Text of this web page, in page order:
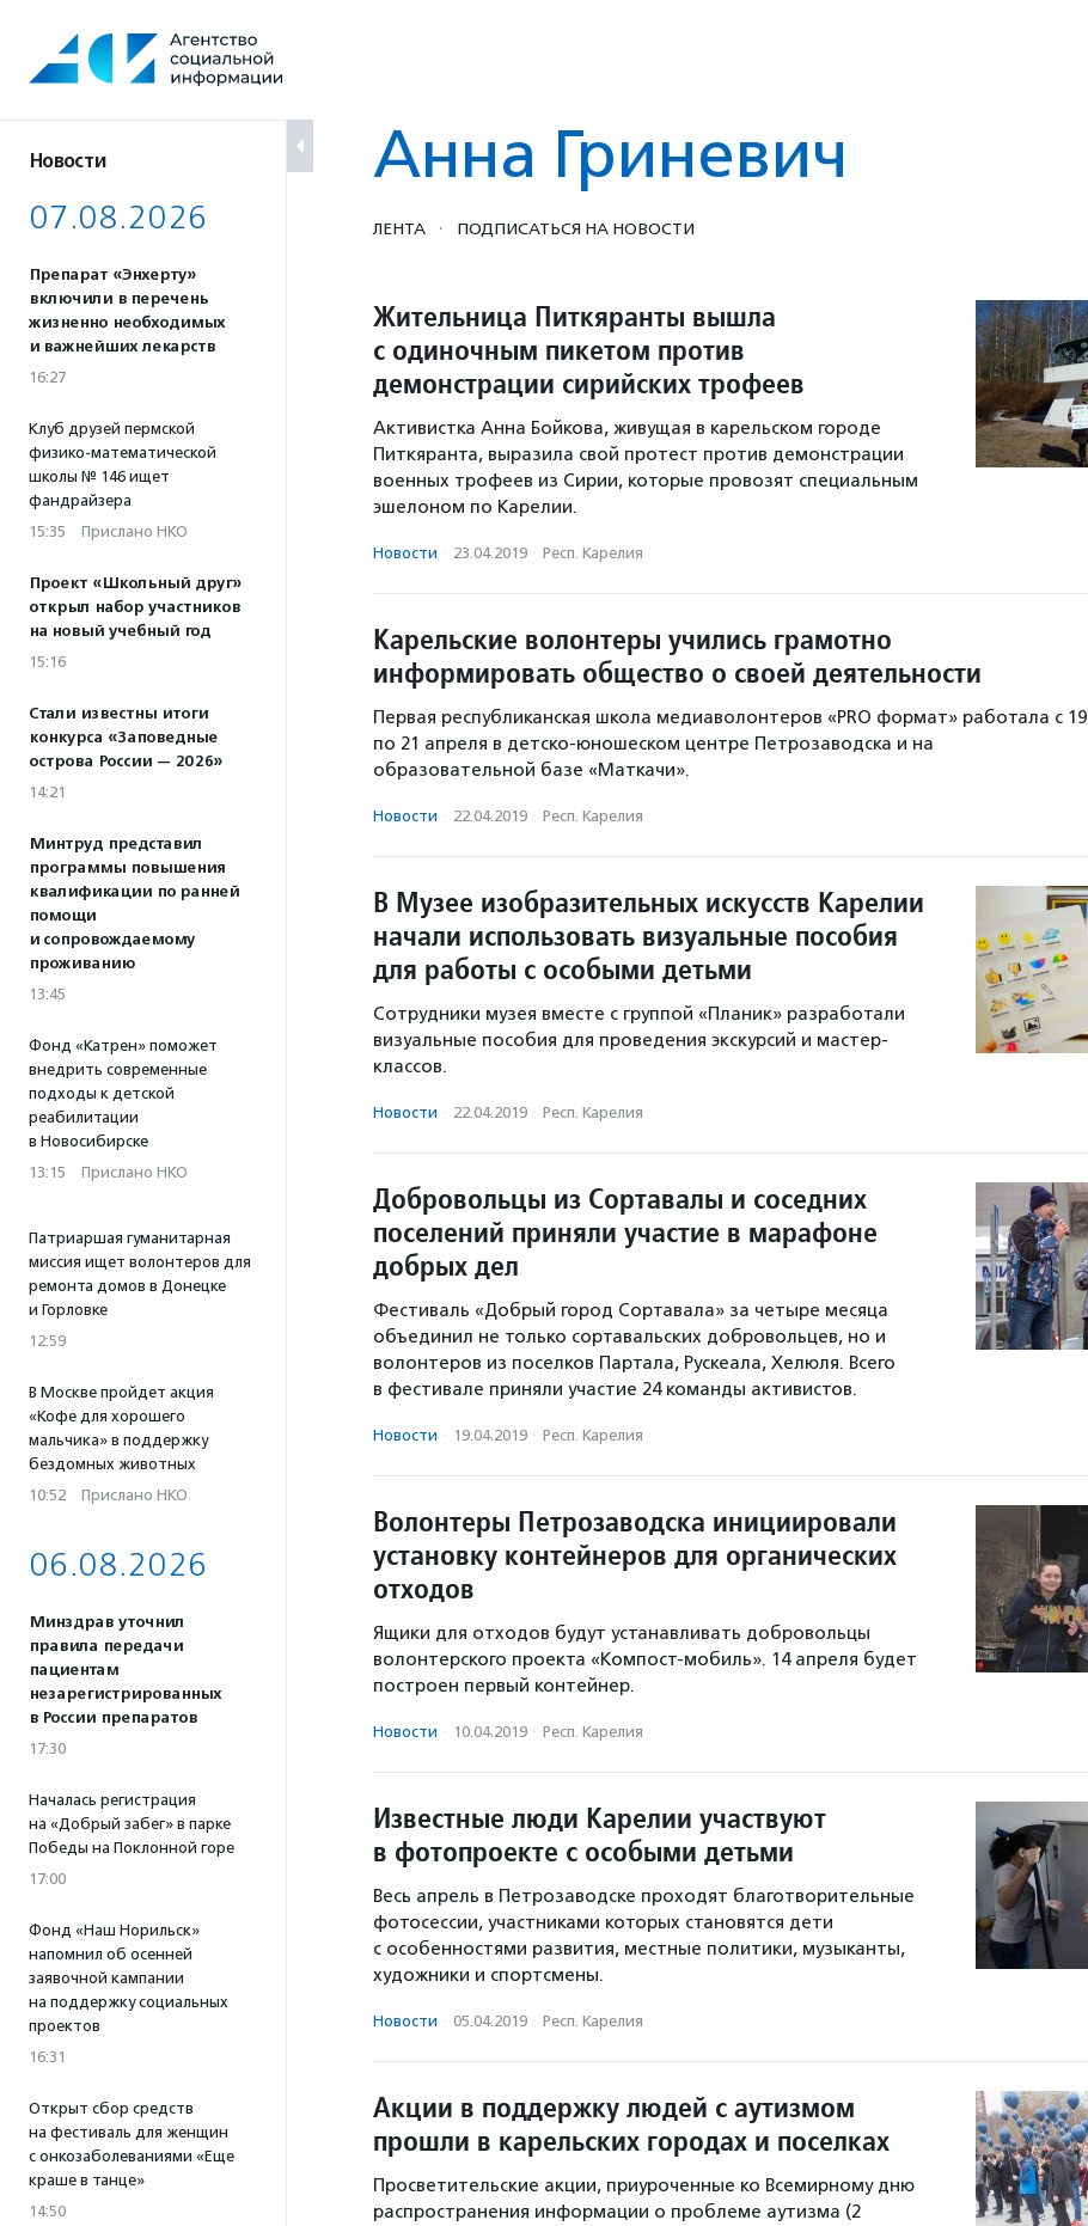
содержанию
Новости
07.08.2026
Препарат «Энхерту»
включили в перечень
жизненно необходимых
и важнейших лекарств
16:27
Клуб друзей пермской
физико-математической
школы № 146 ищет
фандрайзера
15:35 · Прислано НКО
Проект «Школьный друг»
открыл набор участников
на новый учебный год
15:16
Стали известны итоги
конкурса «Заповедные
острова России — 2026»
14:21
Минтруд представил
программы повышения
квалификации по ранней
помощи
и сопровождаемому
проживанию
13:45
Фонд «Катрен» поможет
внедрить современные
подходы к детской
реабилитации
в Новосибирске
13:15 · Прислано НКО
Патриаршая гуманитарная
миссия ищет волонтеров для
ремонта домов в Донецке
и Горловке
12:59
В Москве пройдет акция
«Кофе для хорошего
мальчика» в поддержку
бездомных животных
10:52 · Прислано НКО
06.08.2026
Минздрав уточнил
правила передачи
пациентам
незарегистрированных
в России препаратов
17:30
Началась регистрация
на «Добрый забег» в парке
Победы на Поклонной горе
17:00
Фонд «Наш Норильск»
напомнил об осенней
заявочной кампании
на поддержку социальных
проектов
16:31
Открыт сбор средств
на фестиваль для женщин
с онкозаболеваниями «Еще
краше в танце»
14:50
Анна Гриневич
ЛЕНТА · ПОДПИСАТЬСЯ НА НОВОСТИ
Жительница Питкяранты вышла
с одиночным пикетом против
демонстрации сирийских трофеев
Активистка Анна Бойкова, живущая в карельском городе
Питкяранта, выразила свой протест против демонстрации
военных трофеев из Сирии, которые провозят специальным
эшелоном по Карелии.
Новости · 23.04.2019 · Респ. Карелия
Карельские волонтеры учились грамотно
информировать общество о своей деятельности
Первая республиканская школа медиаволонтеров «PRO формат» работала с 19
по 21 апреля в детско-юношеском центре Петрозаводска и на
образовательной базе «Маткачи».
Новости · 22.04.2019 · Респ. Карелия
В Музее изобразительных искусств Карелии
начали использовать визуальные пособия
для работы с особыми детьми
Сотрудники музея вместе с группой «Планик» разработали
визуальные пособия для проведения экскурсий и мастер-
классов.
Новости · 22.04.2019 · Респ. Карелия
Добровольцы из Сортавалы и соседних
поселений приняли участие в марафоне
добрых дел
Фестиваль «Добрый город Сортавала» за четыре месяца
объединил не только сортавальских добровольцев, но и
волонтеров из поселков Партала, Рускеала, Хелюля. Всего
в фестивале приняли участие 24 команды активистов.
Новости · 19.04.2019 · Респ. Карелия
Волонтеры Петрозаводска инициировали
установку контейнеров для органических
отходов
Ящики для отходов будут устанавливать добровольцы
волонтерского проекта «Компост-мобиль». 14 апреля будет
построен первый контейнер.
Новости · 10.04.2019 · Респ. Карелия
Известные люди Карелии участвуют
в фотопроекте с особыми детьми
Весь апрель в Петрозаводске проходят благотворительные
фотосессии, участниками которых становятся дети
с особенностями развития, местные политики, музыканты,
художники и спортсмены.
Новости · 05.04.2019 · Респ. Карелия
Акции в поддержку людей с аутизмом
прошли в карельских городах и поселках
Просветительские акции, приуроченные ко Всемирному дню
распространения информации о проблеме аутизма (2